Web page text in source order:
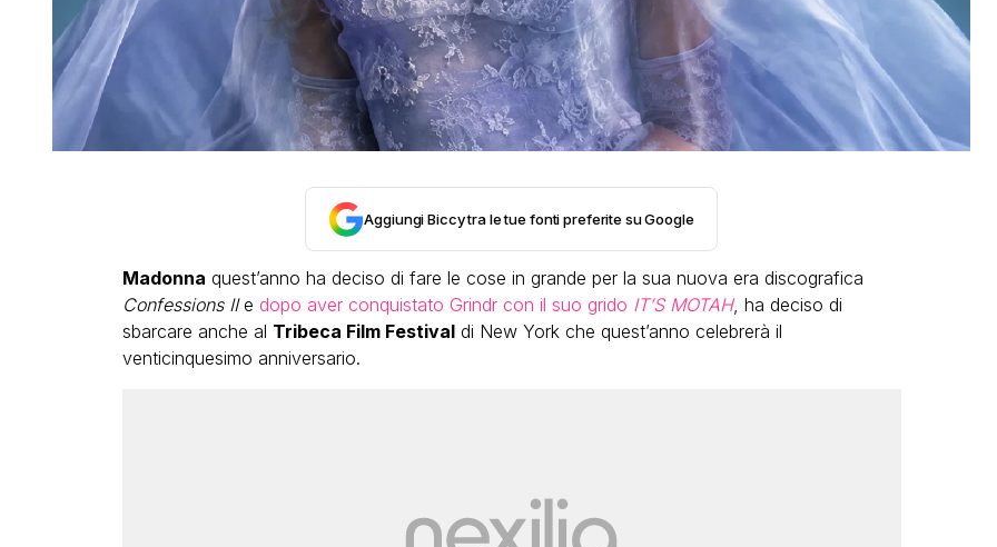
Aggiungi Biccy tra le tue fonti preferite su Google
Madonna quest’anno ha deciso di fare le cose in grande per la sua nuova era discografica
Confessions IIe dopo aver conquistato Grindr con il suo grido IT’S MOTAH, ha deciso di
sbarcare anche al Tribeca Film Festivaldi New York che quest’anno celebrerà il
venticinquesimo anniversario.
compleanno con tutte le grandi
dive compie 15 anni: il video